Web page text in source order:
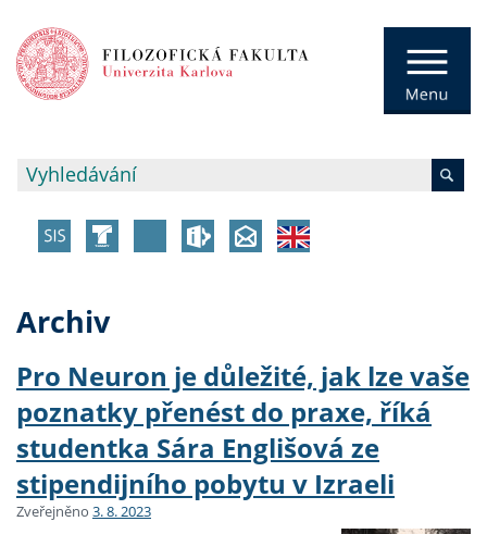
Archiv
Pro Neuron je důležité, jak lze vaše
poznatky přenést do praxe, říká
studentka Sára Englišová ze
stipendijního pobytu v Izraeli
Zveřejněno 3. 8. 2023